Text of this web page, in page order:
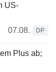
US-
07.08.
DP
Plus ab;